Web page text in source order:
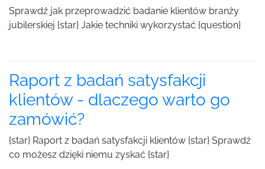
Sprawdź jak przeprowadzić badanie klientów branży
jubilerskiej {star} Jakie techniki wykorzystać {question}
Raport z badań satysfakcji
klientów - dlaczego warto go
zamówić?
{star} Raport z badań satysfakcji klientów {star} Sprawdź
co możesz dzięki niemu zyskać {star}